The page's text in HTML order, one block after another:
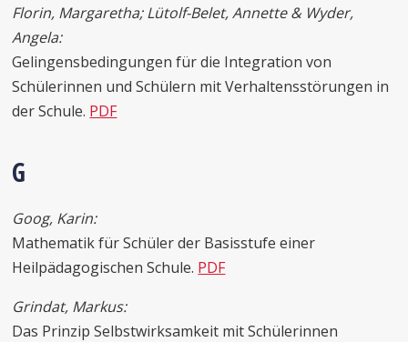
Florin, Margaretha; Lütolf-Belet, Annette & Wyder,
Angela:
Gelingensbedingungen für die Integration von
Schülerinnen und Schülern mit Verhaltensstörungen in
der Schule. PDF
G
Goog, Karin:
Mathematik für Schüler der Basisstufe einer
Heilpädagogischen Schule. PDF
Grindat, Markus:
Das Prinzip Selbstwirksamkeit mit Schülerinnen